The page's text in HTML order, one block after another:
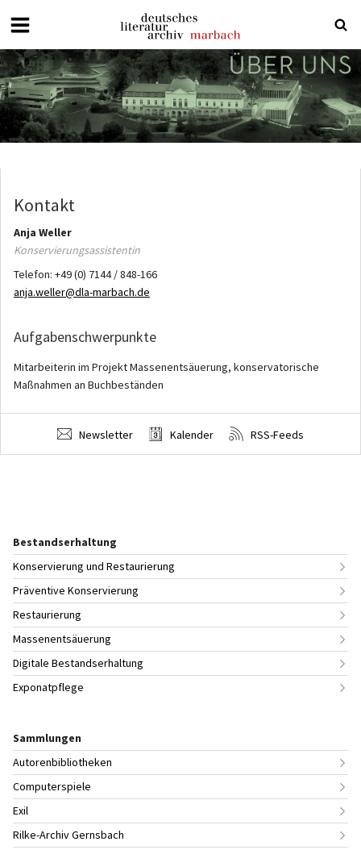
Deutsches
Literaturarchiv
Marbach
Kontakt
Anja Weller
Konservierungsassistentin
Telefon: +49 (0) 7144 / 848-166
anja.weller@dla-marbach.de
Aufgabenschwerpunkte
Mitarbeiterin im Projekt Massenentsäuerung, konservatorische
Maßnahmen an Buchbeständen
Newsletter Kalender RSS-Feeds
Bestandserhaltung
Konservierung und Restaurierung
Präventive Konservierung
Restaurierung
Massenentsäuerung
Digitale Bestandserhaltung
Exponatpflege
Sammlungen
Autorenbibliotheken
Computerspiele
Exil
Rilke-Archiv Gernsbach